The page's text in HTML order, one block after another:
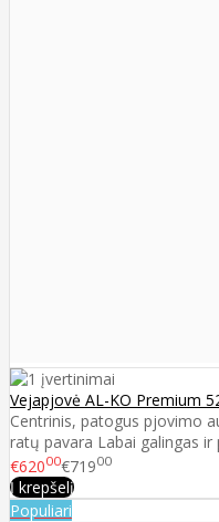
Vejapjovė AL-KO Premium
Centrinis, patogus pjovimo
ratų pavara Labai galingas ir
€62000€71900
Į krepšelį
Populiari